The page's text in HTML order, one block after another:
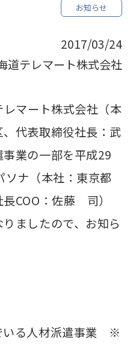
お知らせ
2017/03/24
道テレマート株式会社
マート株式会社（本
代表取締役社長：武
業の一部を平成29
ナ（本社：東京都
COO：佐藤 司）
ましたので、お知ら
る人材派遣事業 ※